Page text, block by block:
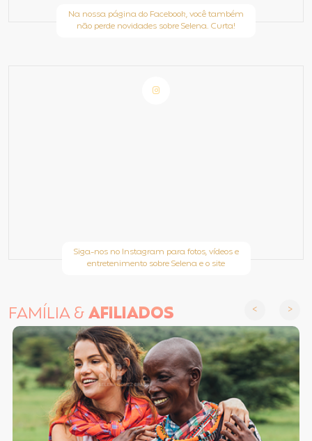
Na nossa página do Facebook, você também
não perde novidades sobre Selena. Curta!
Siga-nos no Instagram para fotos, vídeos e
entretenimento sobre Selena e o site
FAMÍLIA &AFILIADOS